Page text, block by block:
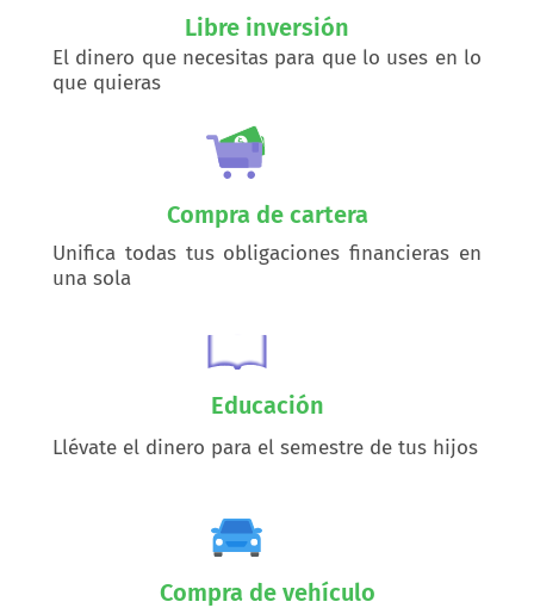
Libre inversión
El dinero que necesitas para que lo uses en lo
que quieras
Compra de cartera
Unifica todas tus obligaciones financieras en
una sola
Educación
Llévate el dinero para el semestre de tus hijos
Compra de vehículo